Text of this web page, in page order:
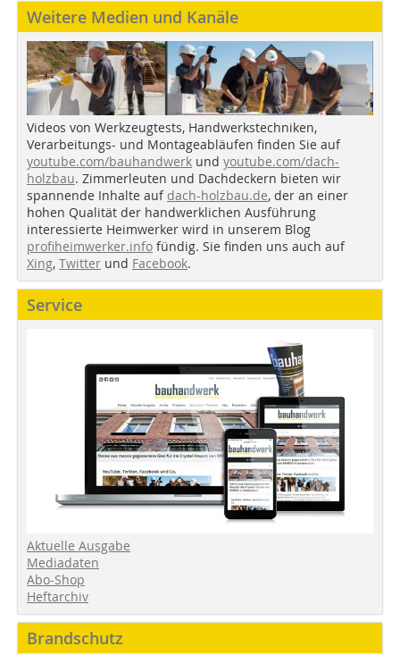
Weitere Medien und Kanäle
Videos von Werkzeugtests, Handwerkstechniken,
Verarbeitungs- und Montageabläufen finden Sie auf
youtube.com/bauhandwerk und youtube.com/dach-
holzbau. Zimmerleuten und Dachdeckern bieten wir
spannende Inhalte auf dach-holzbau.de, der an einer
hohen Qualität der handwerklichen Ausführung
interessierte Heimwerker wird in unserem Blog
profiheimwerker.info fündig. Sie finden uns auch auf
Xing, Twitter und Facebook.
Service
Aktuelle Ausgabe
Mediadaten
Abo-Shop
Heftarchiv
Brandschutz